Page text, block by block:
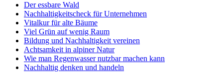
Der essbare Wald
Nachhaltigkeitscheck für Unternehmen
Vitalkur für alte Bäume
Viel Grün auf wenig Raum
Bildung und Nachhaltigkeit vereinen
Achtsamkeit in alpiner Natur
Wie man Regenwasser nutzbar machen kann
Nachhaltig denken und handeln